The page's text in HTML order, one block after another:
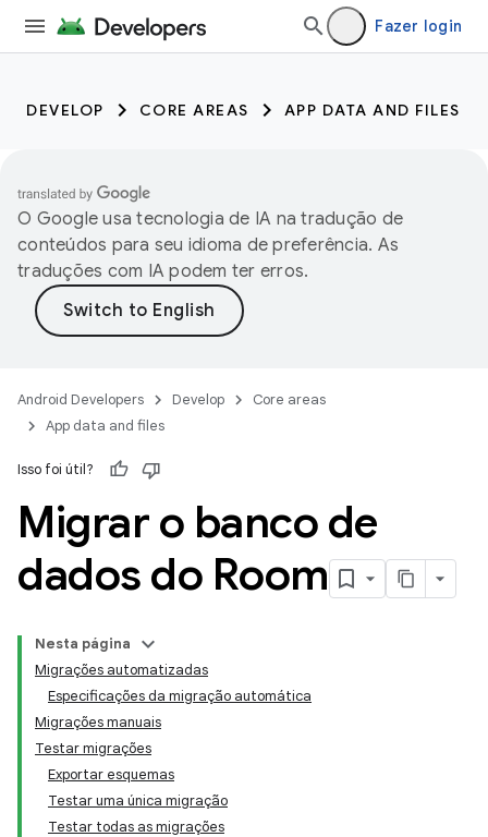
Fazer login
DEVELOP CORE AREAS APP DATA AND FILES
O Google usa tecnologia de IA na tradução de
conteúdos para seu idioma de preferência. As
traduções com IA podem ter erros.
Android Developers Develop
Core areas
App data and files
Isso foi útil?
Migrar o banco de
dados do Room
Nesta página
Migrações automatizadas
Especificações da migração automática
Migrações manuais
Testar migrações
Exportar esquemas
Testar uma única migração
Testar todas as migrações